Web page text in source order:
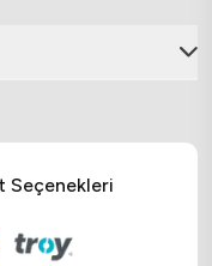
Seçenekleri